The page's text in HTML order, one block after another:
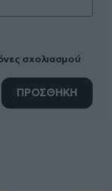
σχολιασμού
ΠΡΟΣΘΗΚΗ